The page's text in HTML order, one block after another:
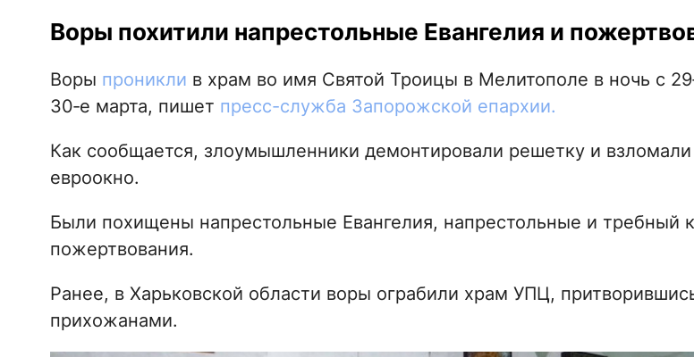
Воры похитили напрестольные Евангелия и
Воры проникли в храм во имя Святой Троицы в Мелитополе в ночь с
30‑е марта, пишет пресс-служба Запорожской епархии.
Как сообщается, злоумышленники демонтировали решетку и взломали
евроокно.
Были похищены напрестольные Евангелия, напрестольные и требный
пожертвования.
Ранее, в Харьковской области воры ограбили храм УПЦ,
прихожанами.